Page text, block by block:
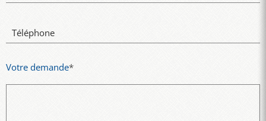
Téléphone
Votre demande*